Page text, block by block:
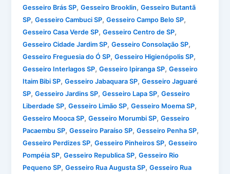
Gesseiro Brás SP,Gesseiro Brooklin,Gesseiro Butantã
SP,Gesseiro Cambuci SP,Gesseiro Campo Belo SP,
Gesseiro Casa Verde SP,Gesseiro Centro de SP,
Gesseiro Cidade Jardim SP,Gesseiro Consolação SP,
Gesseiro Freguesia do Ó SP,Gesseiro Higienópolis SP,
Gesseiro Interlagos SP,Gesseiro Ipiranga SP,Gesseiro
Itaim Bibi SP,Gesseiro Jabaquara SP,Gesseiro Jaguaré
SP,Gesseiro Jardins SP,Gesseiro Lapa SP,Gesseiro
Liberdade SP,Gesseiro Limão SP,Gesseiro Moema SP,
Gesseiro Mooca SP,Gesseiro Morumbi SP,Gesseiro
Pacaembu SP,Gesseiro Paraíso SP,Gesseiro Penha SP,
Gesseiro Perdizes SP,Gesseiro Pinheiros SP,Gesseiro
Pompéia SP,Gesseiro Republica SP,Gesseiro Rio
Pequeno SP,Gesseiro Rua Augusta SP,Gesseiro Rua